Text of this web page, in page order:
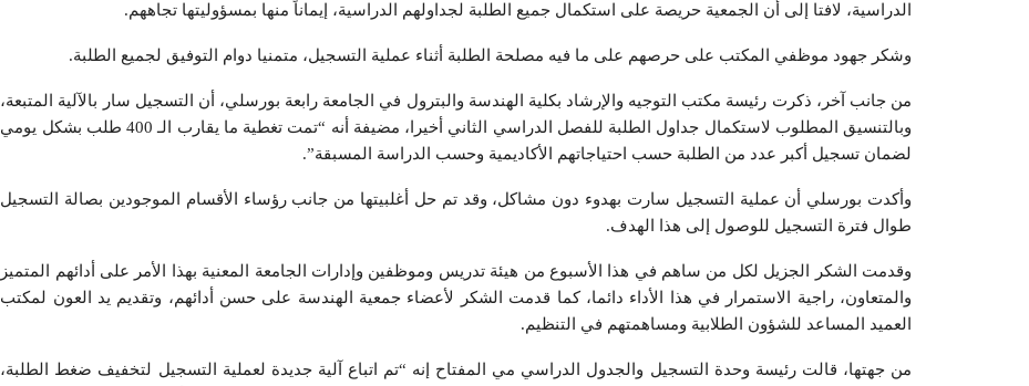
الدراسية، لافتا إلى أن الجمعية حريصة على استكمال جميع الطلبة لجداولهم الدراسية، إيماناً منها بمسؤوليتها تجاههم.
وشكر جهود موظفي المكتب على حرصهم على ما فيه مصلحة الطلبة أثناء عملية التسجيل، متمنيا دوام التوفيق لجميع الطلبة.
من جانب آخر، ذكرت رئيسة مكتب التوجيه والإرشاد بكلية الهندسة والبترول في الجامعة رابعة بورسلي، أن التسجيل سار بالآلية المتبعة،
وبالتنسيق المطلوب لاستكمال جداول الطلبة للفصل الدراسي الثاني أخيرا، مضيفة أنه “تمت تغطية ما يقارب الـ 400 طلب بشكل يومي
لضمان تسجيل أكبر عدد من الطلبة حسب احتياجاتهم الأكاديمية وحسب الدراسة المسبقة”.
وأكدت بورسلي أن عملية التسجيل سارت بهدوء دون مشاكل، وقد تم حل أغلبيتها من جانب رؤساء الأقسام الموجودين بصالة التسجيل
طوال فترة التسجيل للوصول إلى هذا الهدف.
وقدمت الشكر الجزيل لكل من ساهم في هذا الأسبوع من هيئة تدريس وموظفين وإدارات الجامعة المعنية بهذا الأمر على أدائهم المتميز
والمتعاون، راجية الاستمرار في هذا الأداء دائما، كما قدمت الشكر لأعضاء جمعية الهندسة على حسن أدائهم، وتقديم يد العون لمكتب
العميد المساعد للشؤون الطلابية ومساهمتهم في التنظيم.
من جهتها، قالت رئيسة وحدة التسجيل والجدول الدراسي مي المفتاح إنه “تم اتباع آلية جديدة لعملية التسجيل لتخفيف ضغط الطلبة،